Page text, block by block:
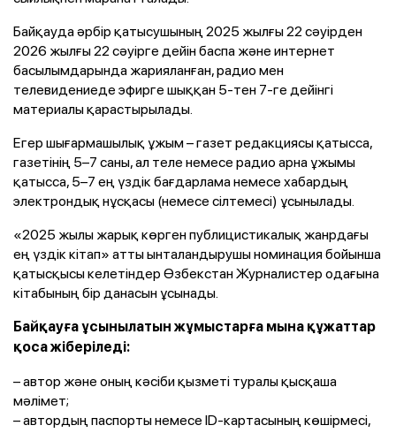
Байқауда әрбір қатысушының 2025 жылғы 22 сәуірден
2026 жылғы 22 сәуірге дейін баспа және интернет
басылымдарында жарияланған, радио мен
телевидениеде эфирге шыққан 5-тен 7-ге дейінгі
материалы қарастырылады.
Егер шығармашылық ұжым – газет редакциясы қатысса,
газетінің 5–7 саны, ал теле немесе радио арна ұжымы
қатысса, 5–7 ең үздік бағдарлама немесе хабардың
электрондық нұсқасы (немесе сілтемесі) ұсынылады.
«2025 жылы жарық көрген публицистикалық жанрдағы
ең үздік кітап» атты ынталандырушы номинация бойынша
қатысқысы келетіндер Өзбекстан Журналистер одағына
кітабының бір данасын ұсынады.
Байқауға ұсынылатын жұмыстарға мына құжаттар
қоса жіберіледі:
– автор және оның кәсіби қызметі туралы қысқаша
мәлімет;
– автордың паспорты немесе ID-картасының көшірмесі,